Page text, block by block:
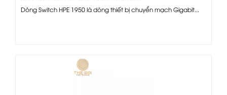
Dòng Switch HPE 1950 là dòng thiết bị chuyển mạch Gigabit...